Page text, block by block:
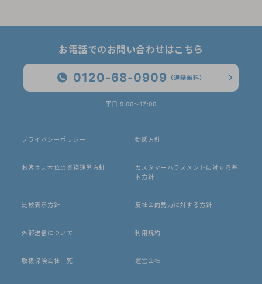
お電話でのお問い合わせはこちら
0120-68-0909 （通話無料）
平日 9:00〜17:00
プライバシーポリシー 勧誘方針
お客さま本位の業務運営方針
カスタマーハラスメントに対する基
本方針
比較表示方針 反社会的勢力に対する方針
外部送信について 利用規約
取扱保険会社一覧 運営会社